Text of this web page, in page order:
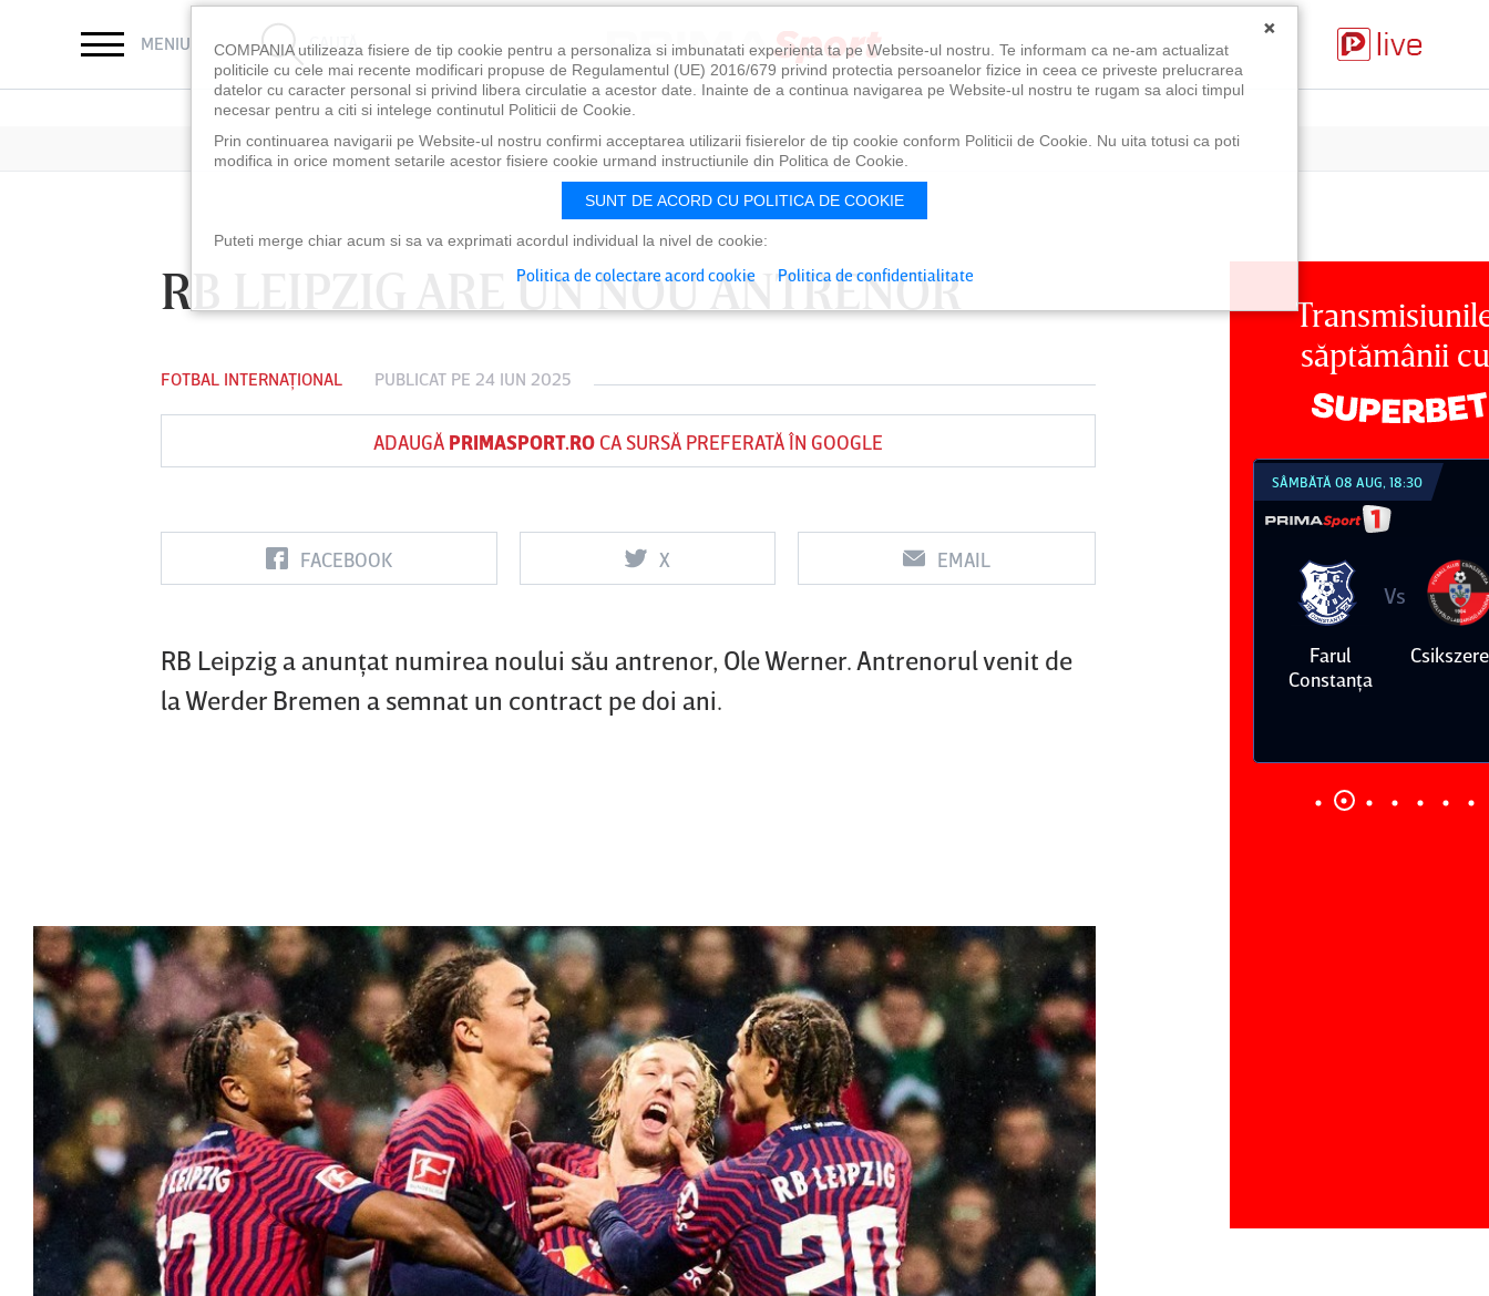
MENIU CAUTĂ
RB LEIPZIG ARE UN NOU ANTRENOR
FOTBAL INTERNAȚIONAL PUBLICAT PE 24 IUN 2025
ADAUGĂ PRIMASPORT.ROCA SURSĂ PREFERATĂ ÎN GOOGLE
FACEBOOK X EMAIL
RB Leipzig a anunţat numirea noului său antrenor, Ole Werner. Antrenorul venit de
la Werder Bremen a semnat un contract pe doi ani.
săptămânii cu
FC Botoşani
Corvinul
Hunedoara
Sepsi OSK Sf
FCSB UTA Arad Rapid
Farul
SÂMBĂTĂ 08 AUG, 21:30
Dinamo
Vs
FC
×
COMPANIA utilizeaza fisiere de tip cookie pentru a personaliza si imbunatati experienta ta pe Website-ul nostru. Te informam ca ne-am actualizat
politicile cu cele mai recente modificari propuse de Regulamentul (UE) 2016/679 privind protectia persoanelor fizice in ceea ce priveste prelucrarea
datelor cu caracter personal si privind libera circulatie a acestor date. Inainte de a continua navigarea pe Website-ul nostru te rugam sa aloci timpul
necesar pentru a citi si intelege continutul Politicii de Cookie.
Prin continuarea navigarii pe Website-ul nostru confirmi acceptarea utilizarii fisierelor de tip cookie conform Politicii de Cookie. Nu uita totusi ca poti
modifica in orice moment setarile acestor fisiere cookie urmand instructiunile din Politica de Cookie.
SUNT DE ACORD CU POLITICA DE COOKIE
Puteti merge chiar acum si sa va exprimati acordul individual la nivel de cookie:
Politica de colectare acord cookie Politica de confidentialitate